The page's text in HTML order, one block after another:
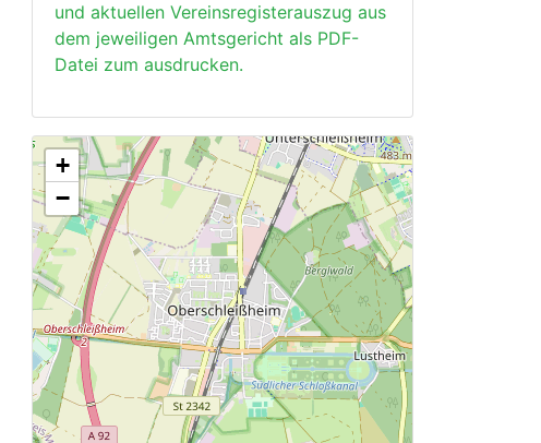
und aktuellen Vereinsregisterauszug aus
dem jeweiligen Amtsgericht als PDF-
Datei zum ausdrucken.
+
−